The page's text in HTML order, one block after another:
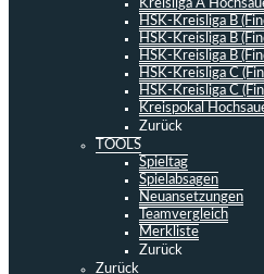
Kreisliga A
HSK-Kreisliga B
HSK-Kreisliga B
HSK-Kreisliga B
HSK-Kreisliga C
HSK-Kreisliga C
Kreispokal
Zurück
TOOLS
Spieltag
Spielabsagen
Neuansetzungen
Teamvergleich
Merkliste
Zurück
Zurück